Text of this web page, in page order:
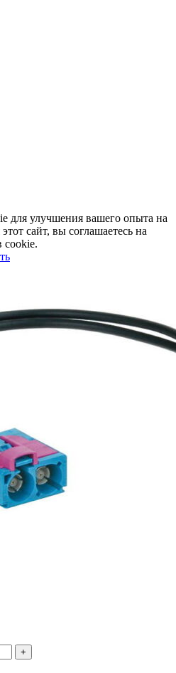
для улучшения вашего опыта на
сайт, вы соглашаетесь на
cookie.